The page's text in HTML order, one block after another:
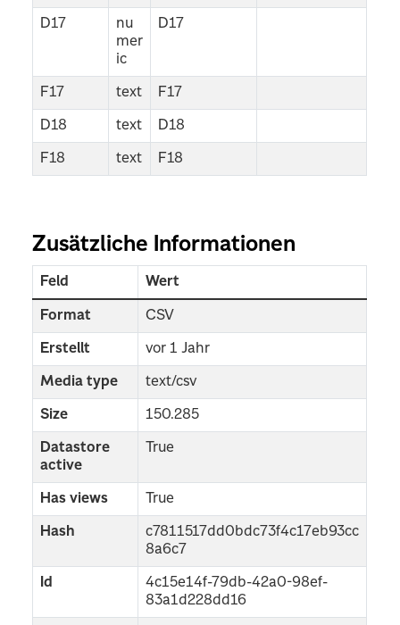
D17
nu
mer
ic
D17
F17 text F17
D18 text D18
F18 text F18
Zusätzliche Informationen
Feld Wert
Format CSV
Erstellt vor 1 Jahr
Media type text/csv
Size 150.285
Datastore
active
True
Has views True
Hash
c7811517dd0bdc73f4c17eb93cc
8a6c7
Id
4c15e14f-79db-42a0-98ef-
83a1d228dd16